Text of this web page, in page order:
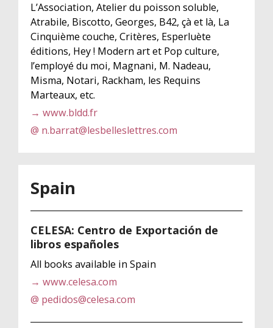
L’Association, Atelier du poisson soluble,
Atrabile, Biscotto, Georges, B42, çà et là, La
Cinquième couche, Critères, Esperluète
éditions, Hey ! Modern art et Pop culture,
l’employé du moi, Magnani, M. Nadeau,
Misma, Notari, Rackham, les Requins
Marteaux, etc.
→ www.bldd.fr
@ n.barrat@lesbelleslettres.com
Spain
CELESA: Centro de Exportación de
libros españoles
All books available in Spain
→ www.celesa.com
@ pedidos@celesa.com